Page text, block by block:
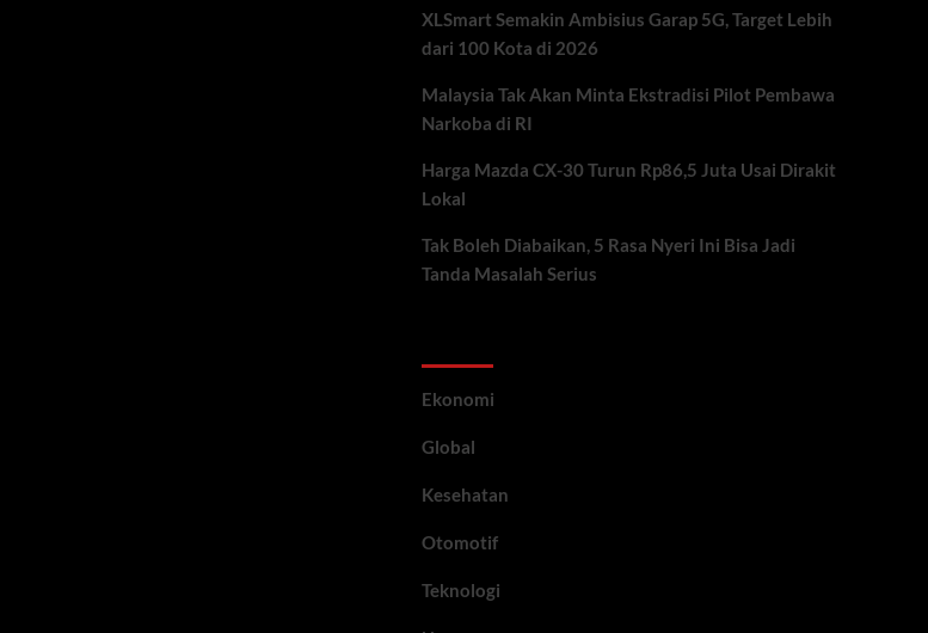
XLSmart Semakin Ambisius Garap 5G, Target Lebih
dari 100 Kota di 2026
Malaysia Tak Akan Minta Ekstradisi Pilot Pembawa
Narkoba di RI
Harga Mazda CX-30 Turun Rp86,5 Juta Usai Dirakit
Lokal
Tak Boleh Diabaikan, 5 Rasa Nyeri Ini Bisa Jadi
Tanda Masalah Serius
Ekonomi
Global
Kesehatan
Otomotif
Teknologi